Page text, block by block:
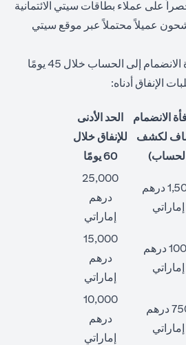
على عملاء بطاقات سيتي الائتمانية
عميلاً محتملاً عبر موقع سيتي
سيتم إضافة رصيد مكافأة الانضمام إلى الحساب خلال 45 يومًا
الإنفاق أدناه:
الانضمام
لكشف
الحد الأدنى
للإنفاق خلال
60 يومًا
1,500 درهم
إماراتي
25,000
درهم
إماراتي
1000 درهم
إماراتي
15,000
درهم
إماراتي
750 درهم
إماراتي
10,000
درهم
إماراتي